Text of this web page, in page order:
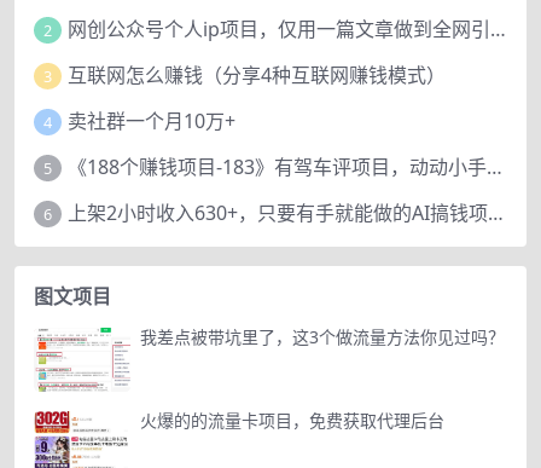
2 网创公众号个人ip项目，仅用一篇文章做到全网引流！
3 互联网怎么赚钱（分享4种互联网赚钱模式）
4 卖社群一个月10万+
5 《188个赚钱项目-183》有驾车评项目，动动小手，复制粘贴赚44元！
6 上架2小时收入630+，只要有手就能做的AI搞钱项目，奶奶看完都能学会!
图文项目
我差点被带坑里了，这3个做流量方法你见过吗？
火爆的的流量卡项目，免费获取代理后台